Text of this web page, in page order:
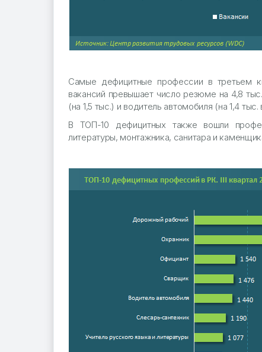
Самые дефицитные профессии в третьем
вакансий превышает число резюме на 4,8
(на 1,5 тыс.) и водитель автомобиля (на 1,4 тыс.
В ТОП-10 дефицитных также вошли
литературы, монтажника, санитара и